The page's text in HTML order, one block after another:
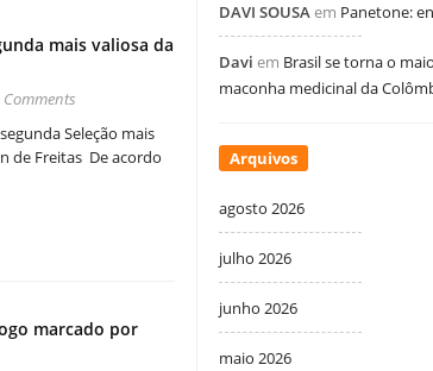
mais valiosa da
Comments
Seleção mais
de Freitas De acordo
marcado por
DAVI SOUSAem Panetone:
Davi em Brasil se torna o
maconha medicinal da
Arquivos
agosto 2026
julho 2026
junho 2026
maio 2026